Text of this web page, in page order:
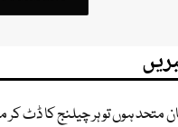
متحد ہوں تو ہر چیلنج کا ڈٹ کر